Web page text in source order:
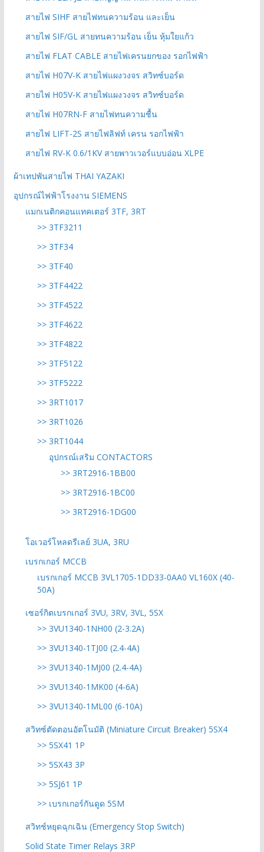
สายไฟ SIHF สายไฟทนความร้อน และเย็น
สายไฟ SIF/GL สายทนความร้อน เย็น หุ้มใยแก้ว
สายไฟ FLAT CABLE สายไฟเครนยกของ รอกไฟฟ้า
สายไฟ H07V-K สายไฟแผงวงจร สวิทซ์บอร์ด
สายไฟ H05V-K สายไฟแผงวงจร สวิทซ์บอร์ด
สายไฟ H07RN-F สายไฟทนความชื้น
สายไฟ LIFT-2S สายไฟลิฟท์ เครน รอกไฟฟ้า
สายไฟ RV-K 0.6/1KV สายพาวเวอร์แบบอ่อน XLPE
ผ้าเทปพันสายไฟ THAI YAZAKI
อุปกรณ์ไฟฟ้าโรงงาน SIEMENS
แมกเนติกคอนแทคเตอร์ 3TF, 3RT
>> 3TF3211
>> 3TF34
>> 3TF40
>> 3TF4422
>> 3TF4522
>> 3TF4622
>> 3TF4822
>> 3TF5122
>> 3TF5222
>> 3RT1017
>> 3RT1026
>> 3RT1044
อุปกรณ์เสริม CONTACTORS
>> 3RT2916-1BB00
>> 3RT2916-1BC00
>> 3RT2916-1DG00
โอเวอร์โหลดรีเลย์ 3UA, 3RU
เบรกเกอร์ MCCB
เบรกเกอร์ MCCB 3VL1705-1DD33-0AA0 VL160X (40-
50A)
เซอร์กิตเบรกเกอร์ 3VU, 3RV, 3VL, 5SX
>> 3VU1340-1NH00 (2-3.2A)
>> 3VU1340-1TJ00 (2.4-4A)
>> 3VU1340-1MJ00 (2.4-4A)
>> 3VU1340-1MK00 (4-6A)
>> 3VU1340-1ML00 (6-10A)
สวิทซ์ตัดตอนอัตโนมัติ (Miniature Circuit Breaker) 5SX4
>> 5SX41 1P
>> 5SX43 3P
>> 5SJ61 1P
>> เบรกเกอร์กันดูด 5SM
สวิทช์หยุดฉุกเฉิน (Emergency Stop Switch)
Solid State Timer Relays 3RP